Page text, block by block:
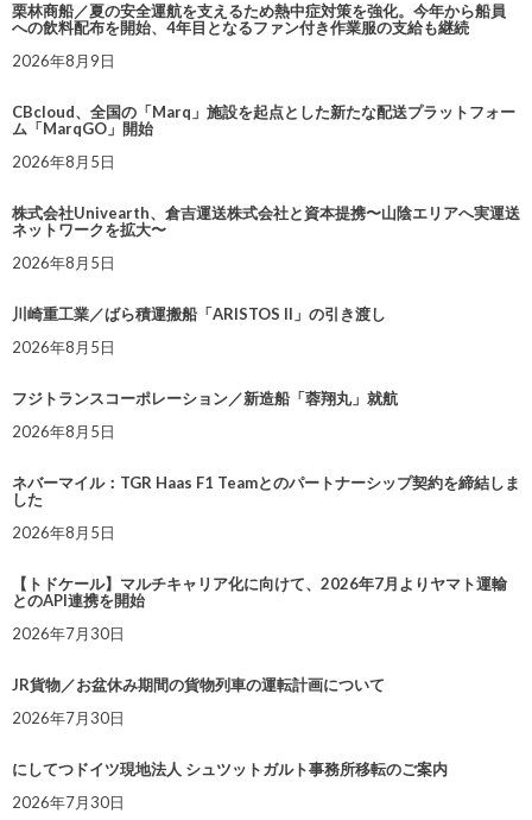
栗林商船／夏の安全運航を支えるため熱中症対策を強化。今年から船員
への飲料配布を開始、4年目となるファン付き作業服の支給も継続
2026年8月9日
CBcloud、全国の「Marq」施設を起点とした新たな配送プラットフォー
ム「MarqGO」開始
2026年8月5日
株式会社Univearth、倉吉運送株式会社と資本提携〜山陰エリアへ実運送
ネットワークを拡大〜
2026年8月5日
川崎重工業／ばら積運搬船「ARISTOS II」の引き渡し
2026年8月5日
フジトランスコーポレーション／新造船「蓉翔丸」就航
2026年8月5日
ネバーマイル：TGR Haas F1 Teamとのパートナーシップ契約を締結しま
した
2026年8月5日
【トドケール】マルチキャリア化に向けて、2026年7月よりヤマト運輸
とのAPI連携を開始
2026年7月30日
JR貨物／お盆休み期間の貨物列車の運転計画について
2026年7月30日
にしてつドイツ現地法人 シュツットガルト事務所移転のご案内
2026年7月30日